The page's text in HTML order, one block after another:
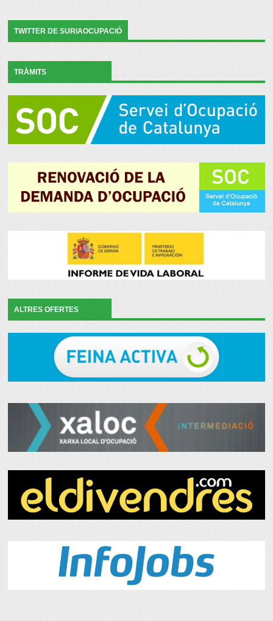
TWITTER DE SURIAOCUPACIÓ
TRÀMITS
ALTRES OFERTES